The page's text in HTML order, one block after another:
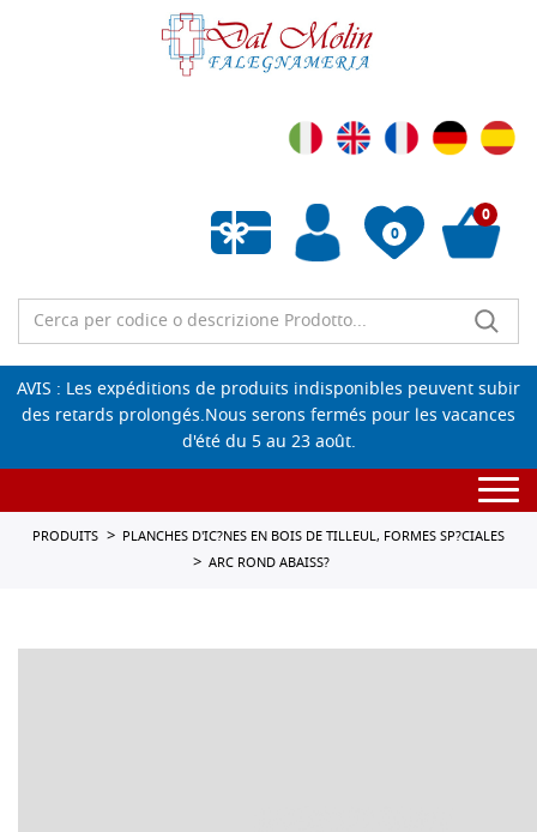
0
Liste de souhaits vide
0
AVIS : Les expéditions de produits indisponibles peuvent subir
des retards prolongés.Nous serons fermés pour les vacances
d'été du 5 au 23 août.
PRODUITS
PLANCHES D'IC?NES EN BOIS DE TILLEUL, FORMES SP?CIALES
ARC ROND ABAISS?